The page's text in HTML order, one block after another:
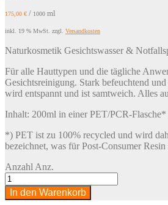
175,00 € / 1000 ml
inkl. 19 % MwSt. zzgl. Versandkosten
Naturkosmetik Gesichtswasser &
Für alle Hauttypen und die tägliche
Gesichtsreinigung. Stark befeuchtend
wird entspannt und ist samtweich. Alles
Inhalt: 200ml in einer PET/PCR-
*) PET ist zu 100% recycled und wird
bezeichnet, was für Post-Consumer Resin
Anzahl Anz.
In den Warenkorb